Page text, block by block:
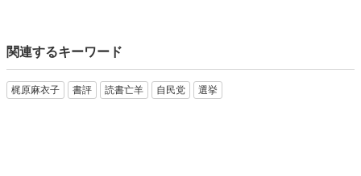
関連するキーワード
梶原麻衣子 書評 読書亡羊 自民党 選挙